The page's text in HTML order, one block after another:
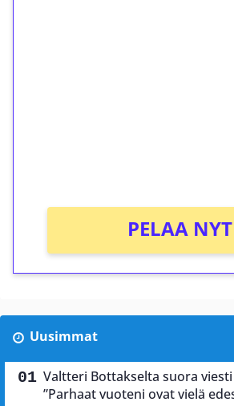
PELAA NYT
Uusimmat
Valtteri Bottakselta suora
”Parhaat vuoteni ovat vielä